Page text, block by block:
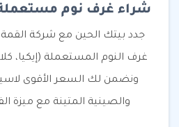
شراء غرف نوم مستعملة
جدد بيتك الحين مع شركة
غرف النوم المستعملة (إيكيا،
ونضمن لك السعر الأقوى
والصينية المتينة مع ميزة